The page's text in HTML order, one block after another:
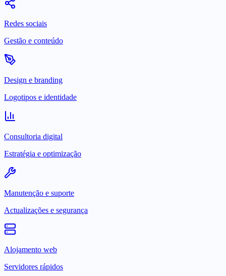
Redes sociais
Gestão e conteúdo
Design e branding
Logotipos e identidade
Consultoria digital
Estratégia e optimização
Manutenção e suporte
Actualizações e segurança
Alojamento web
Servidores rápidos